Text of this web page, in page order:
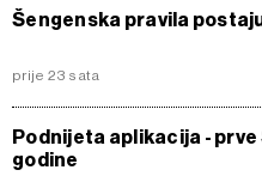
Šengenska pravila
prije 23 sata
Podnijeta aplikacija -
godine